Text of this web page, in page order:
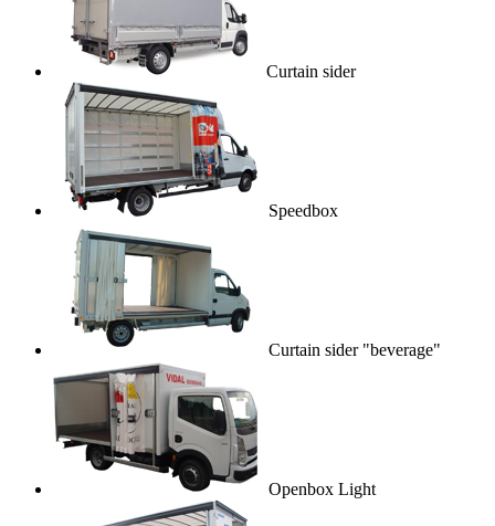
Curtain sider
Speedbox
Curtain sider "beverage"
Openbox Light